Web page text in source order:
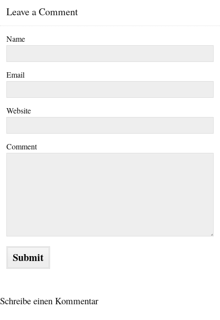
Leave a Comment
Name
Email
Website
Comment
Schreibe einen Kommentar